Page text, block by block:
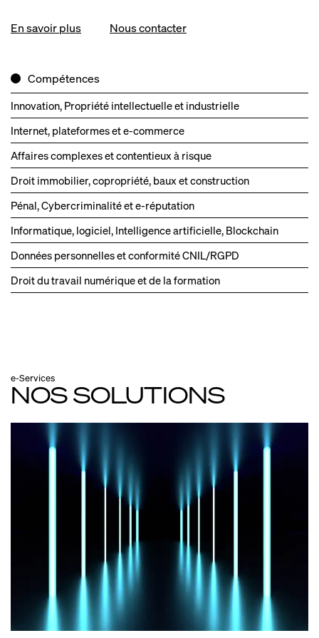
En savoir plus Nous contacter
Compétences
Innovation, Propriété intellectuelle et industrielle
Internet, plateformes et e‑commerce
Affaires complexes et contentieux à risque
Droit immobilier, copropriété, baux et construction
Pénal, Cybercriminalité et e‑réputation
Informatique, logiciel, Intelligence artificielle, Blockchain
Données personnelles et conformité CNIL/RGPD
Droit du travail numérique et de la formation
e-Services
NOS SOLUTIONS